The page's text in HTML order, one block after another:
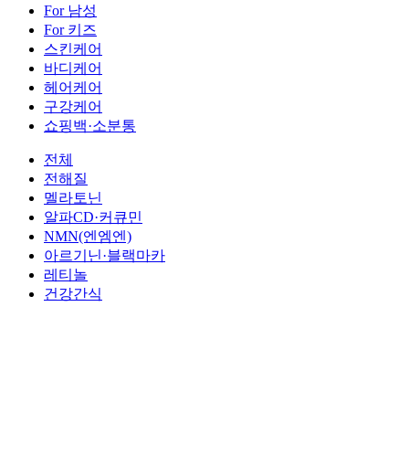
For 남성
For 키즈
스킨케어
바디케어
헤어케어
구강케어
쇼핑백·소분통
전체
전해질
멜라토닌
알파CD·커큐민
NMN(엔엠엔)
아르기닌·블랙마카
레티놀
건강간식